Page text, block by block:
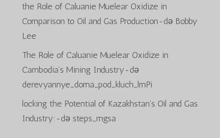
the Role of Caluanie Muelear Oxidize in
Comparison to Oil and Gas Production-də Bobby
Lee
The Role of Caluanie Muelear Oxidize in
Cambodia’s Mining Industry-də
derevyannye_doma_pod_kluch_lmPi
locking the Potential of Kazakhstan’s Oil and Gas
Industry: -də steps_mgsa